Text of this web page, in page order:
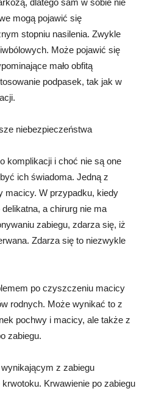
mogą pojawić się
stopniu nasilenia. Zwykle
Może pojawić się
mało obfitą
podpasek, tak jak w
niebezpieczeństwa
komplikacji i choć nie są one
ich świadoma. Jedną z
macicy. W przypadku, kiedy
a chirurg nie ma
zabiegu, zdarza się, iż
Zdarza się to niezwykle
po czyszczeniu macicy
rodnych. Może wynikać to z
pochwy i macicy, ale także z
zabiegu.
z zabiegu
Krwawienie po zabiegu